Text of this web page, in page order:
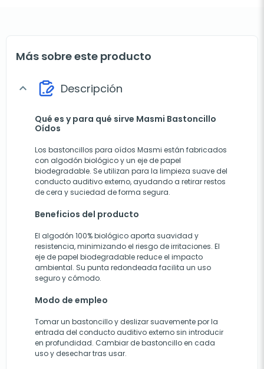
Más sobre este producto
expand_more Descripción
Qué es y para qué sirve Masmi Bastoncillo
Oídos
Los bastoncillos para oídos Masmi están fabricados
con algodón biológico y un eje de papel
biodegradable. Se utilizan para la limpieza suave del
conducto auditivo externo, ayudando a retirar restos
de cera y suciedad de forma segura.
Beneficios del producto
El algodón 100% biológico aporta suavidad y
resistencia, minimizando el riesgo de irritaciones. El
eje de papel biodegradable reduce el impacto
ambiental. Su punta redondeada facilita un uso
seguro y cómodo.
Modo de empleo
Tomar un bastoncillo y deslizar suavemente por la
entrada del conducto auditivo externo sin introducir
en profundidad. Cambiar de bastoncillo en cada
uso y desechar tras usar.